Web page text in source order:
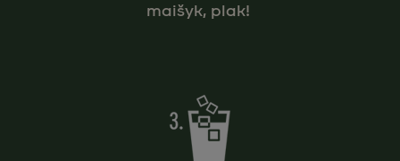
maišyk, plak!